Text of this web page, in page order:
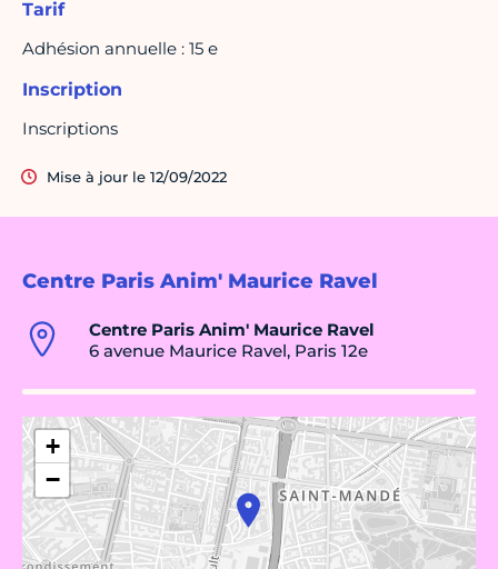
Centre Paris Anim' Maurice Ravel
Centre Paris Anim' Maurice Ravel
6 avenue Maurice Ravel, Paris 12e
+
−
Tarif
Adhésion annuelle : 15 e
Inscription
Inscriptions
Mise à jour le 12/09/2022